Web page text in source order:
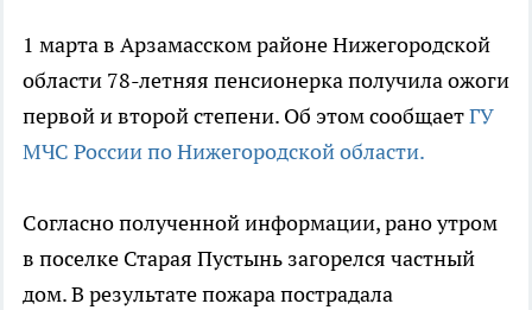
1 марта в Арзамасском районе Нижегородской
области 78-летняя пенсионерка получила ожоги
первой и второй степени. Об этом сообщаетГУ
МЧС России по Нижегородской области.
Согласно полученной информации, рано утром
в поселке Старая Пустынь загорелся частный
дом. В результате пожара пострадала